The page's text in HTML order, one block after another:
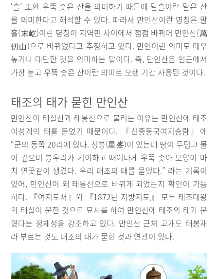
‘흘’ 또한 우뚝 솟은 산을 의미하기 때문에 말흘이란 말은 산
을 의미한다고 해석할 수 있다. 따라서 만인산이란 명칭은 말
흘(末屹)이란 명칭이 지역민 사이에서 점점 바뀌어 만인산(萬
仞山)으로 바뀌었다고 추정하고 있다. 만인이란 의미도 매우
높거나 대단한 것을 의미하는 말이다. 즉, 만인산은 인근에서
가장 높고 우뚝 솟은 산이란 의미로 오랜 기간 사용된 것이다.
태조의 태가 묻힌 만인산
만인산이 태실산과 태봉산으로 불리는 이유는 만인산에 태조
이성계의 태를 묻었기 때문이다. 『신증동국여지승람』에
“군의 동쪽 20리에 있다. 성봉(星峯)이 있는데 땅이 두텁고 물
이 깊으며 봉우리가 기이하고 빼어나게 우뚝 솟아 모양이 마
치 연꽃같이 생겼다. 우리 태조의 태를 묻었다.” 라는 기록이
있어, 만인산이 왜 태봉산으로 바뀌게 되었는지 확인이 가능
하다. 『여지도서』와 『1872년 지방지도』 모두 태조대왕
의 태실이 묻힌 것으로 묘사를 하여 만인산에 태조의 태가 묻
혔다는 정체성을 강조하고 있다. 만인산 근처 고개도 태봉재
라 부르는 것도 태조의 태가 묻힌 것과 연관이 있다.